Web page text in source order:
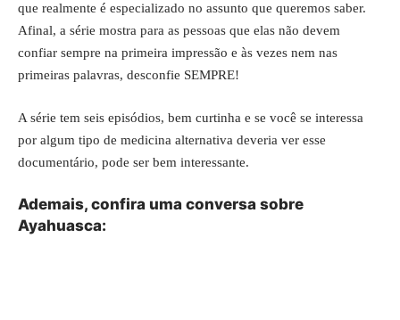
que realmente é especializado no assunto que queremos saber.
Afinal, a série mostra para as pessoas que elas não devem
confiar sempre na primeira impressão e às vezes nem nas
primeiras palavras, desconfie SEMPRE!
A série tem seis episódios, bem curtinha e se você se interessa
por algum tipo de medicina alternativa deveria ver esse
documentário, pode ser bem interessante.
Ademais, confira uma conversa sobre
Ayahuasca: